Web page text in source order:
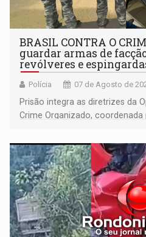
BRASIL CONTRA O
guardar armas de
revólveres e
Polícia 07 de Agosto de
Prisão integra as diretrizes da
Crime Organizado,